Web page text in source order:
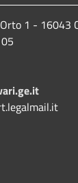
1 - 16043